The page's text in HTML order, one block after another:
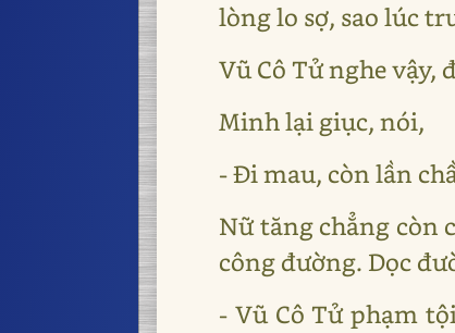
lòng lo sợ, sao lúc
Vũ Cô Tử nghe
Minh lại giục, nói,
- Đi mau, còn lần
Nữ tăng chẳng còn
công đường. Dọc
- Vũ Cô Tử phạm